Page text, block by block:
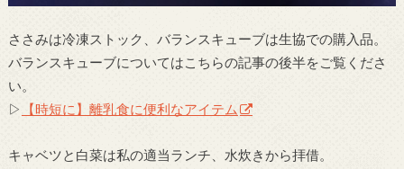
ささみは冷凍ストック、バランスキューブは生協での購入品。
バランスキューブについてはこちらの記事の後半をご覧くださ
い。
▷
【時短に】離乳食に便利なアイテム
キャベツと白菜は私の適当ランチ、水炊きから拝借。